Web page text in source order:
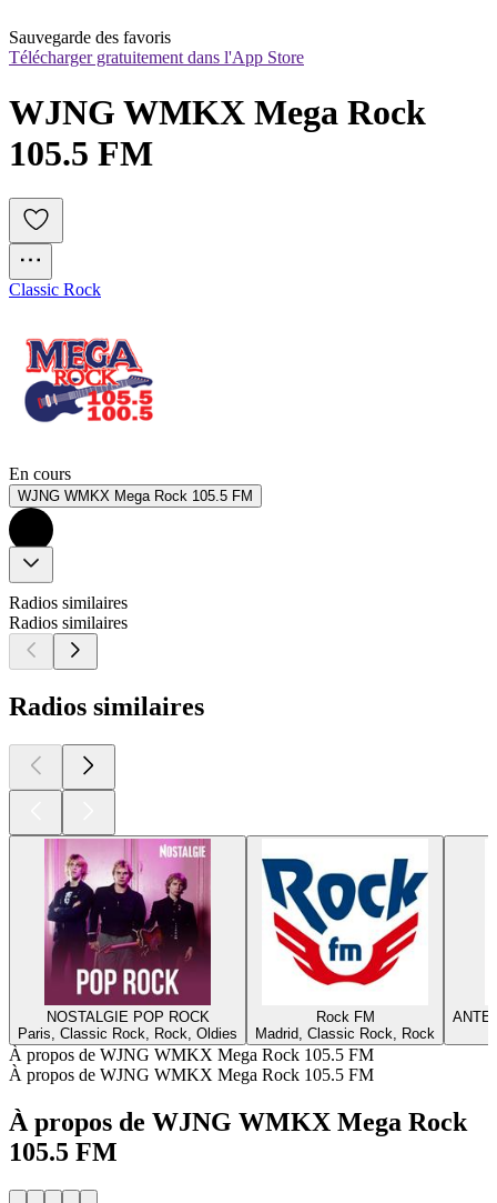
Sauvegarde des favoris
Télécharger gratuitement dans l'App Store
WJNG WMKX Mega Rock
105.5 FM
Classic Rock
En cours
WJNG WMKX Mega Rock 105.5 FM
Radios similaires
Radios similaires
Radios similaires
NOSTALGIE POP ROCK
Paris, Classic Rock, Rock, Oldies
Rock FM
Madrid, Classic Rock, Rock
À propos de WJNG WMKX Mega Rock 105.5 FM
À propos de WJNG WMKX Mega Rock 105.5 FM
À propos de WJNG WMKX Mega Rock
105.5 FM